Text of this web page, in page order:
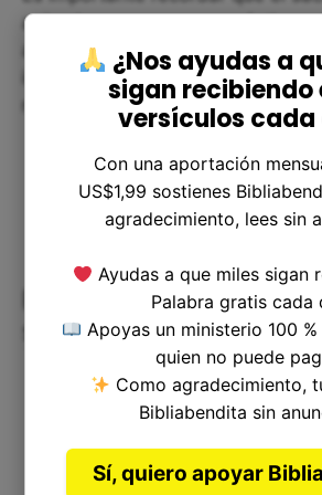
animales ya no es una práctica
actualidad, pero no podemos
importancia de ofrecer nuestro
recursos a Dios y a nuestra
Resolviendo dudas
sacrificio en el Antiguo
¿Nos ayudas a
sigan recibiendo
versículos cada
Con una aportación
US$1,99 sostienes
agradecimiento, lees sin
Ayudas a que miles sigan
Palabra gratis cada
Apoyas un ministerio 100
quien no puede
Como agradecimiento,
Bibliabendita sin
Sí, quiero apoyar